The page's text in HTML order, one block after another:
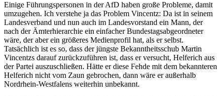
Einige Führungspersonen in der AfD haben große Probleme, damit
umzugehen. Ich verstehe ja das Problem Vincentz: Da ist in seinem
Landesverband und nun auch im Landesvorstand ein Mann, der
nach der Ämterhierarchie ein einfacher Bundestagsabgeordneter
wäre, der aber ein größeres Medienprofil hat, als er selbst.
Tatsächlich ist es so, dass der jüngste Bekanntheitsschub Martin
Vincentzs darauf zurückzuführen ist, dass er versucht, Helferich aus
der Partei auszuschließen. Hätte er diese Fehde mit dem bekannteren
Helferich nicht vom Zaun gebrochen, dann wäre er außerhalb
Nordrhein-Westfalens weiterhin unbekannt.